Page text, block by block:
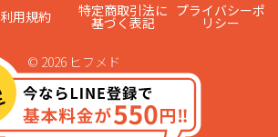
利用規約 特定商取引法に
基づく表記
プライバシーポ
リシー
© 2026 ヒフメド